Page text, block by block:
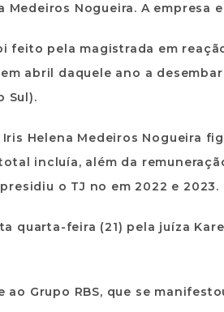
Medeiros Nogueira. A empresa
feito pela magistrada em
abril daquele ano a
Sul).
Iris Helena Medeiros Nogueira
incluía, além da
o TJ no em 2022 e 2023.
quarta-feira (21) pela juíza
ao Grupo RBS, que se